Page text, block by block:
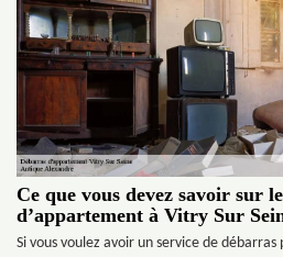
Ce que vous devez savoir sur
d’appartement à Vitry Sur
Si vous voulez avoir un service de